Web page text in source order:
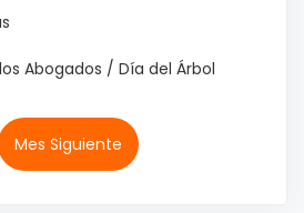
Abogados / Día del Árbol
Mes Siguiente